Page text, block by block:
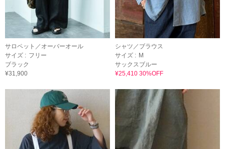
サロペット／オーバーオール
サイズ : フリー
ブラック
¥31,900
シャツ／ブラウス
サイズ : M
サックスブルー
¥25,410 30%OFF